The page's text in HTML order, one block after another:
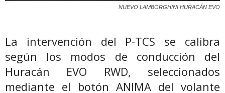
NUEVO LAMBORGHINI HURACÁN EVO
La intervención del P-TCS se calibra
según los modos de conducción del
Huracán EVO RWD, seleccionados
mediante el botón ANIMA del volante